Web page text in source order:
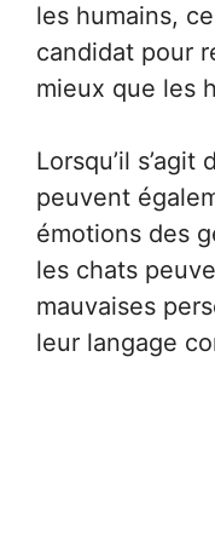
les humains,
candidat pour
mieux que les
Lorsqu’il
peuvent
émotions des
les chats
mauvaises
leur langage